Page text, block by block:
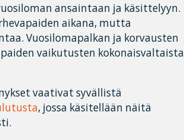
ansaintaan ja käsittelyyn.
aikana, mutta
Vuosilomapalkan ja korvausten
vaikutusten kokonaisvaltaista
vaativat syvällistä
, jossa käsitellään näitä